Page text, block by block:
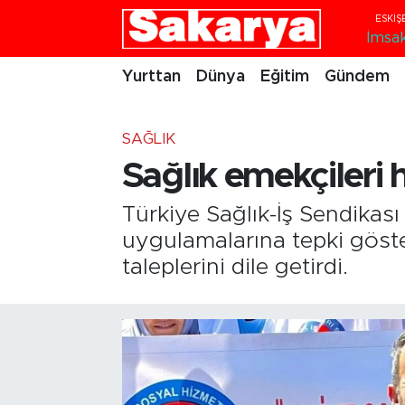
Yurttan Dünya Eğitim Gündem
SAĞLIK
Sağlık emekçileri
Türkiye Sağlık-İş
uygulamalarına tepki
taleplerini dile getirdi.
Eskişehirspor
Kültür Sanat
Eskişehir Nöbetçi Eczaneler
Eskişehir Namaz Vakitleri
Eskişehir Trafik Yoğunluk Haritası
Süper Lig Puan Durumu ve Fikstür
Son Dakika Haberleri
Haber Arşivi